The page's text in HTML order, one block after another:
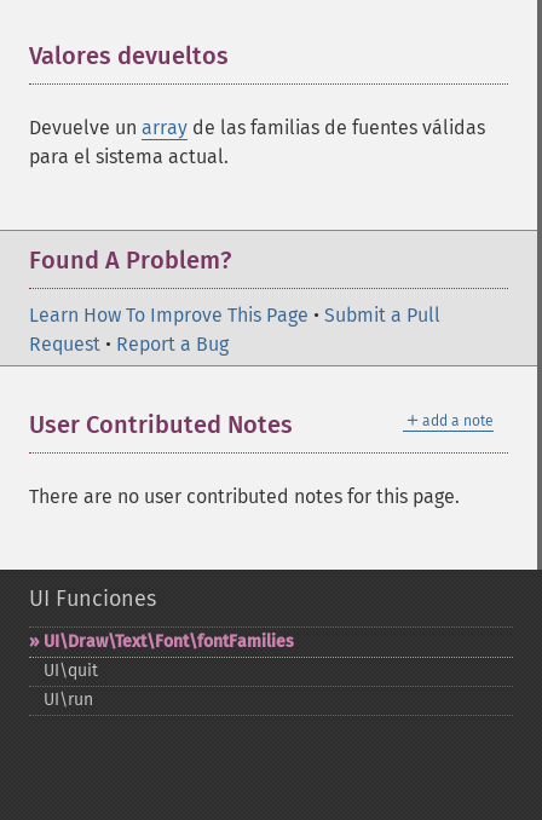
Valores devueltos
Devuelve un array de las familias de fuentes válidas
para el sistema actual.
Found A Problem?
Learn How To Improve This Page • Submit a Pull
Request • Report a Bug
＋ add a note
User Contributed Notes
There are no user contributed notes for this page.
UI Funciones
UI\Draw\Text\Font\fontFamilies
UI\quit
UI\run